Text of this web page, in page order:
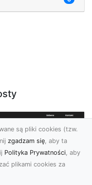
są pliki cookies (tzw.
zgadzam się, aby ta
Polityka Prywatności, aby
plikami cookies za